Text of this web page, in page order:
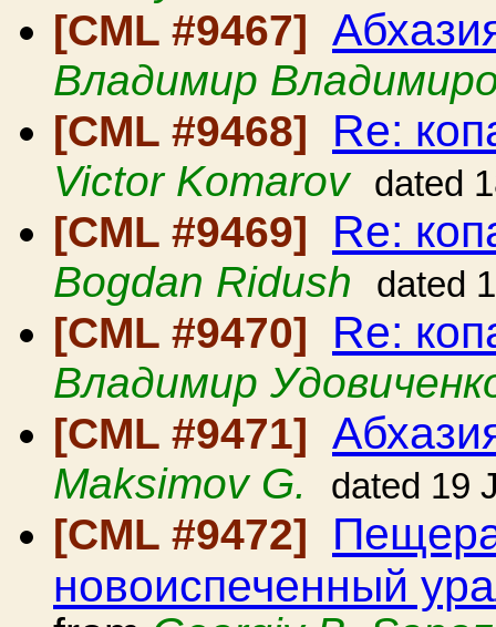
[CML #9467]
Владимир
[CML #9468]
Re:
Victor Komarov dated
[CML #9469] Re:
Bogdan Ridush dated
[CML #9470] Re:
Владимир
[CML #9471]
Maksimov G. dated 19
[CML #9472]
новоиспеченный